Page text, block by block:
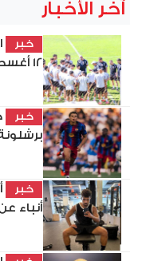
آخر الأخبار
خبر
12 أغسطس
خبر
خبر
أنباء